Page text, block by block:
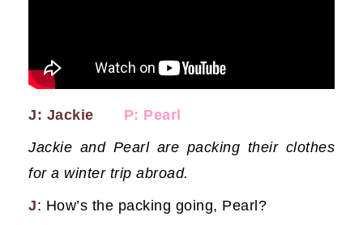
J: Jackie
P: Pearl
Jackie and Pearl are packing their clothes
for a winter trip abroad.
J: How’s the packing going, Pearl?